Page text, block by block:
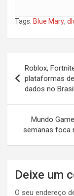
Tags: Blue Mary,
de
Post
Roblox,
plataformas
dados no Brasil
Mundo
semanas foca
Deixe um
O seu endereço